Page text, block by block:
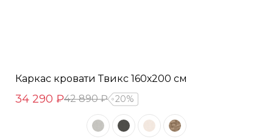
Каркас кровати Твикс 160х200 см
34 290 ₽42 890 ₽ 20%